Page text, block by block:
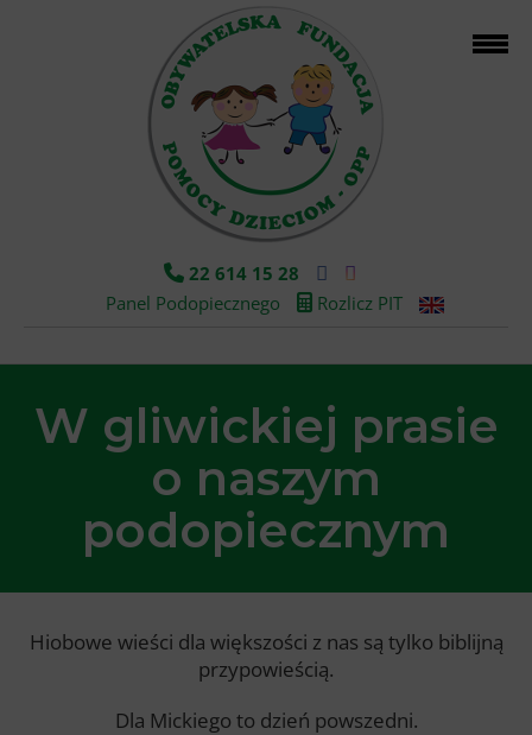
22 614 15 28
Panel Podopiecznego
Rozlicz PIT
W gliwickiej prasie
o naszym
podopiecznym
Hiobowe wieści dla większości z nas są tylko biblijną
przypowieścią.
Dla Mickiego to dzień powszedni.